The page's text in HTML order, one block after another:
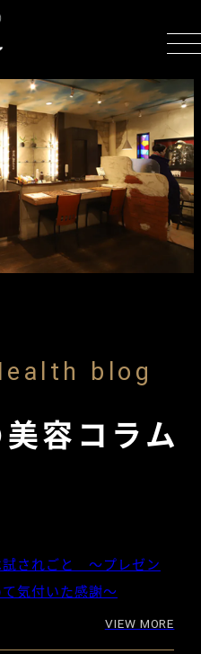
blog
容コラム
試されごと 〜プレゼン
気付いた感謝〜
VIEW MORE